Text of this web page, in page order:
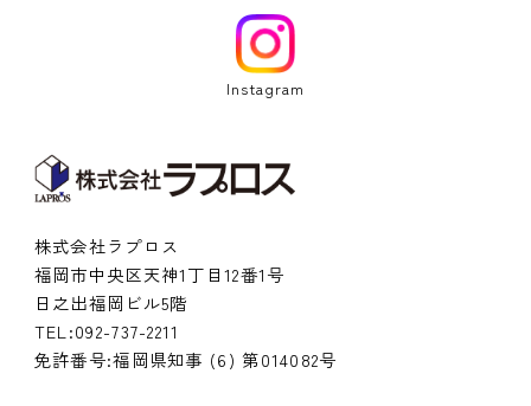
Instagram
株式会社ラプロス
福岡市中央区天神1丁目12番1号
日之出福岡ビル5階
TEL:092-737-2211
免許番号:福岡県知事 (6) 第014082号